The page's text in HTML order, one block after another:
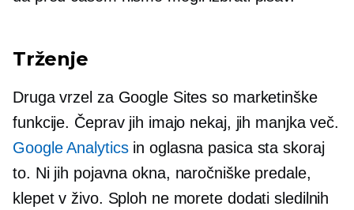
Trženje
Druga vrzel za Google Sites so marketinške
funkcije. Čeprav jih imajo nekaj, jih manjka več.
Google Analyticsin oglasna pasica sta skoraj
to. Ni jih pojavna okna, naročniške predale,
klepet v živo. Sploh ne morete dodati sledilnih